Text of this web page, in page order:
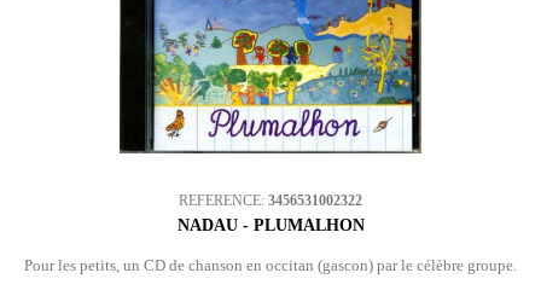
REFERENCE: 3456531002322
NADAU - PLUMALHON
Pour les petits, un CD de chanson en occitan (gascon) par le célèbre groupe.